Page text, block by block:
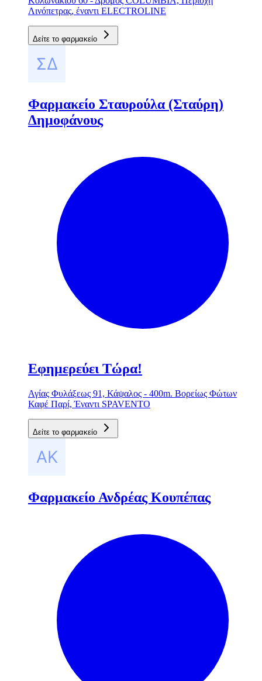
Λινόπετρας, έναντι ELECΤROLINE
Δείτε το φαρμακείο
Φαρμακείο Σταυρούλα (Σταύρη)
Δημοφάνους
Εφημερεύει Τώρα!
Αγίας Φυλάξεως 91, Κάψαλος - 400m. Βορείως Φώτων
Καφέ Παρί, Έναντι SPAVENTO
Δείτε το φαρμακείο
Φαρμακείο Ανδρέας Κουπέπας